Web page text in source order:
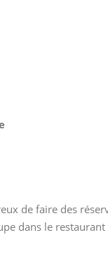
de faire des
dans le